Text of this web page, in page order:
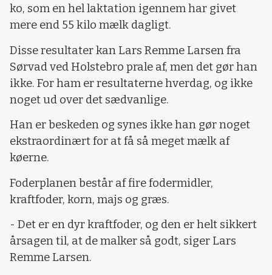
ko, som en hel laktation igennem har givet
mere end 55 kilo mælk dagligt.
Disse resultater kan Lars Remme Larsen fra
Sørvad ved Holstebro prale af, men det gør han
ikke. For ham er resultaterne hverdag, og ikke
noget ud over det sædvanlige.
Han er beskeden og synes ikke han gør noget
ekstraordinært for at få så meget mælk af
køerne.
Foderplanen består af fire fodermidler,
kraftfoder, korn, majs og græs.
- Det er en dyr kraftfoder, og den er helt sikkert
årsagen til, at de malker så godt, siger Lars
Remme Larsen.